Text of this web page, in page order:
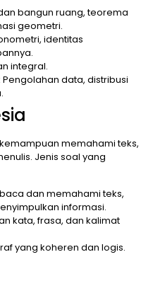
bangun ruang, teorema
geometri.
identitas
integral.
: Pengolahan data, distribusi
memahami teks,
Jenis soal yang
dan memahami teks,
informasi.
kata, frasa, dan kalimat
yang koheren dan logis.